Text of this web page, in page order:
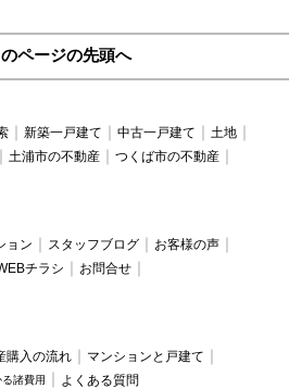
ページの先頭へ
新築一戸建て 中古一戸建て
土地
土浦市の不動産
つくば市の不動産
ョン スタッフブログ
お客様の声
チラシ
お問合せ
購入の流れ
マンションと戸建て
諸費用 よくある質問